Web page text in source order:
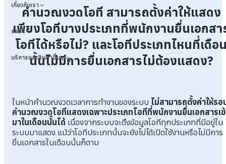
เกี่ยวกับเรา
ราคา
บริการและสินค้าอื่นๆ
คำนวณงวดโอที สามารถตั้งค่าให้แสดง
เพียงโอทีบางประเภทที่พนักงานยื่นเอกสา
โอทีได้หรือไม่? และโอทีประเภทไหนที่เดือ
นั้นไม่มีการยื่นเอกสารไม่ต้องแสดง?
ในหน้าคำนวณงวดเวลาการทำงานของระบบ ไม่สามารถตั้งค่าให้รอ
คำนวณงวดโอทีแสดงเฉพาะประเภทโอทีที่พนักงานยื่นเอกสารเ
มาในเดือนนั้นได้ เนื่องจากระบบจะดึงข้อมูลโอทีทุกประเภทที่มีอยู่ใน
ระบบมาแสดง แม้ว่าโอทีประเภทนั้นจะยังไม่ได้เปิดใช้งานหรือไม่มีการ
ยื่นเอกสารในเดือนนั้นก็ตาม